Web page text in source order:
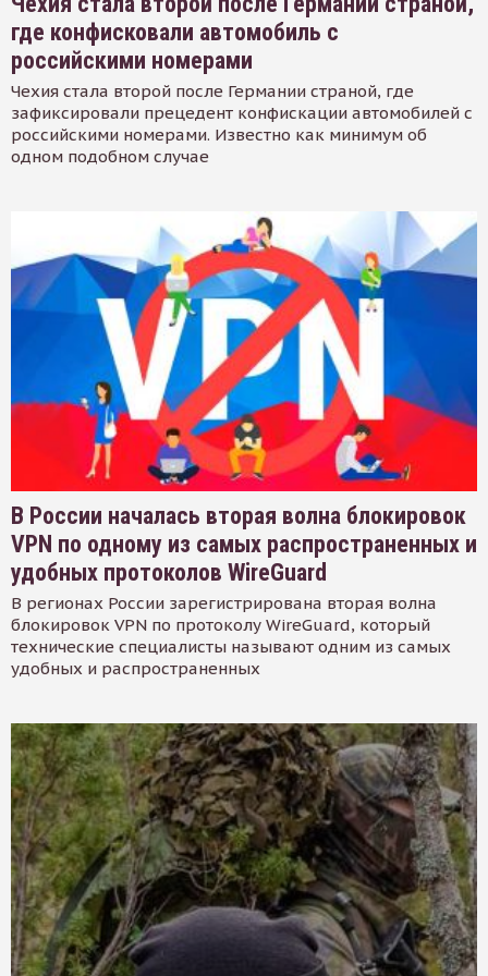
где конфисковали автомобиль с
российскими номерами
Чехия стала второй после Германии страной, где
зафиксировали прецедент конфискации автомобилей с
российскими номерами. Известно как минимум об
одном подобном случае
В России началась вторая волна блокировок
VPN по одному из самых распространенных и
удобных протоколов WireGuard
В регионах России зарегистрирована вторая волна
блокировок VPN по протоколу WireGuard, который
технические специалисты называют одним из самых
удобных и распространенных